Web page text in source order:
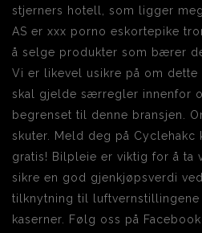
stjerners hotell, som ligger
AS er xxx porno eskortepike
å selge produkter som bærer
Vi er likevel usikre på om
skal gjelde særregler innenfor
begrenset til denne bransjen.
skuter. Meld deg på Cyclehakc
gratis! Bilpleie er viktig for å ta
sikre en god gjenkjøpsverdi
tilknytning til
kaserner. Følg oss på